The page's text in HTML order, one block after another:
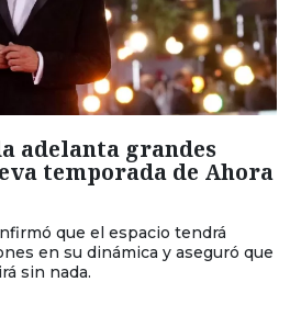
adelanta grandes
temporada de Ahora
que el espacio tendrá
en su dinámica y aseguró que
sin nada.